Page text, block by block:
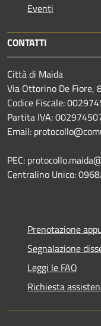
Eventi
CONTATTI
Città di Maida
Via Ottorino De Fiore,
Codice Fiscale:
Partita IVA:
Email:
PEC:
Centralino Unico:
Prenotazione
Segnalazione
Leggi le FAQ
Richiesta